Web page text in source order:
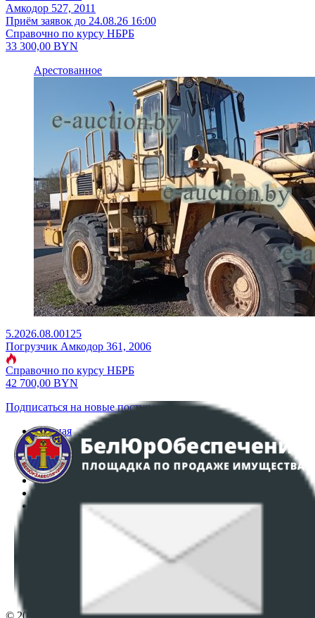
Амкодор 527, 2011
Приём заявок до 24.08.26 16:00
Справочно по курсу НБРБ
33 300,00 BYN
Арестованное
5.2026.08.00125
Погрузчик Амкодор 361, 2006
Справочно по курсу НБРБ
42 700,00 BYN
Подписаться на новые поступления
Главная
Аукционы
Интернет-магазин
Регламент организации и проведения торгов
Политика в отношении обработки персональных
ПОЛОЖЕНИЕ О ПОЛИТИКЕ ОБРАБОТКИ COOKIE-
Настройки cookie-файлов
© 2026 Республиканское унитарное предприятие по оказанию